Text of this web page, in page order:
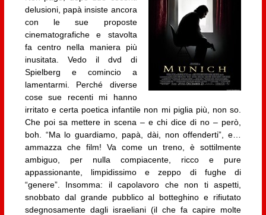
delusioni, papà insiste ancora
con le sue proposte
cinematografiche e stavolta
fa centro nella maniera più
inusitata. Vedo il dvd di
Spielberg e comincio a
lamentarmi. Perché diverse
cose sue recenti mi hanno
irritato e certa poetica infantile non mi piglia più, non so.
Che poi sa mettere in scena – e chi dice di no – però,
boh. “Ma lo guardiamo, papà, dài, non offenderti”, e…
ammazza che film! Va come un treno, è sottilmente
ambiguo, per nulla compiacente, ricco e pure
appassionante, limpidissimo e zeppo di fughe di
“genere”. Insomma: il capolavoro che non ti aspetti,
snobbato dal grande pubblico al botteghino e rifiutato
sdegnosamente dagli israeliani (il che fa capire molte